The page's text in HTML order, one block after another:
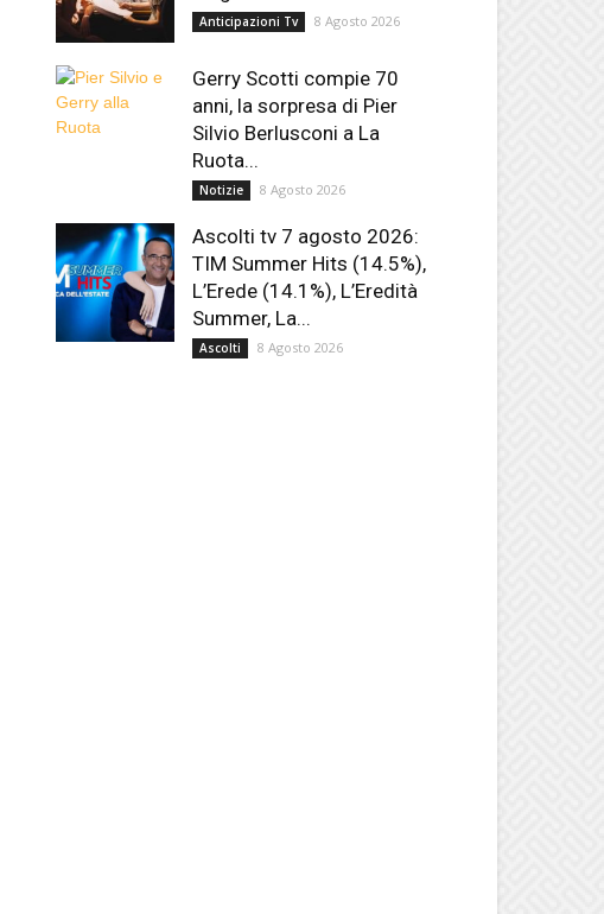
Anticipazioni Tv 8 Agosto 2026
Gerry Scotti compie 70
anni, la sorpresa di Pier
Silvio Berlusconi a La
Ruota...
Notizie 8 Agosto 2026
Ascolti tv 7 agosto 2026:
TIM Summer Hits (14.5%),
L’Erede (14.1%), L’Eredità
Summer, La...
Ascolti 8 Agosto 2026